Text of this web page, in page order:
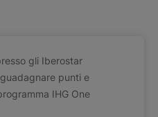
gli Iberostar
punti e
IHG One